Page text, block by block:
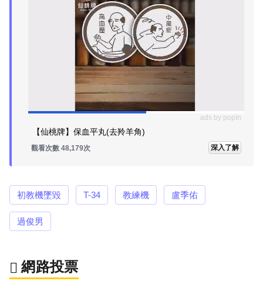
ads by popIn
【仙桃牌】保血平丸(去羚羊角)
觀看次數 48,179次 深入了解
初教機墜毀 T-34 教練機 盧季佑
過俊男
網路投票